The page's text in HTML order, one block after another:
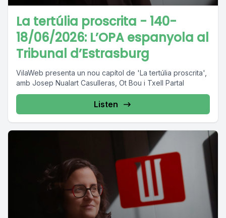
La tertúlia proscrita - 140-
18/06/2026: L’OPA espanyola al
Tribunal d’Estrasburg
VilaWeb presenta un nou capítol de 'La tertúlia proscrita',
amb Josep Nualart Casulleras, Ot Bou i Txell Partal
Listen